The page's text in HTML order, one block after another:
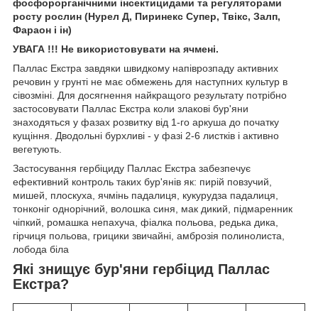
фосфорорганічними інсектицидами та регуляторами
росту рослин (Нурел Д, Пиринекс Супер, Твікс, Залп,
Фараон і ін)
УВАГА !!! Не використовувати на ячмені.
Паллас Екстра завдяки швидкому напіврозпаду активних
речовин у грунті не має обмежень для наступних культур в
сівозміні. Для досягнення найкращого результату потрібно
застосовувати Паллас Екстра коли злакові бур'яни
знаходяться у фазах розвитку від 1-го аркуша до початку
кущіння. Дводольні бурхливі - у фазі 2-6 листків і активно
вегетують.
Застосування гербіциду Паллас Екстра забезпечує
ефективний контроль таких бур'янів як: пирій повзучий,
мишей, плоскуха, ячмінь падалиця, кукурудза падалиця,
тонконіг однорічний, волошка синя, мак дикий, підмаренник
чіпкий, ромашка непахуча, фіалка польова, редька дика,
гірчиця польова, грицики звичайні, амброзія полинолиста,
лобода біла
Які знищує бур'яни гербіцид Паллас
Екстра?